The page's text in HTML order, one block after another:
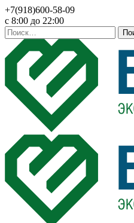
+7(918)600-58-09
c 8:00 до 22:00
Найти: